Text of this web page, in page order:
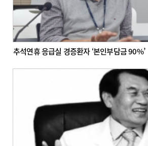
추석연휴 응급실 경증환자 ‘본인부담금 90%’